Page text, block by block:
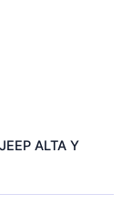
ALTA Y